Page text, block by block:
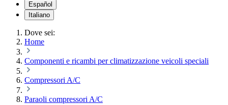
Español
Italiano
Dove sei:
Home
Componenti e ricambi per climatizzazione veicoli speciali
Compressori A/C
Paraoli compressori A/C